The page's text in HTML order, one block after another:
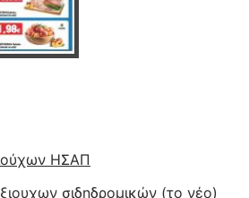
ΗΣΑΠ
σιδηδρομικών (το νέο)